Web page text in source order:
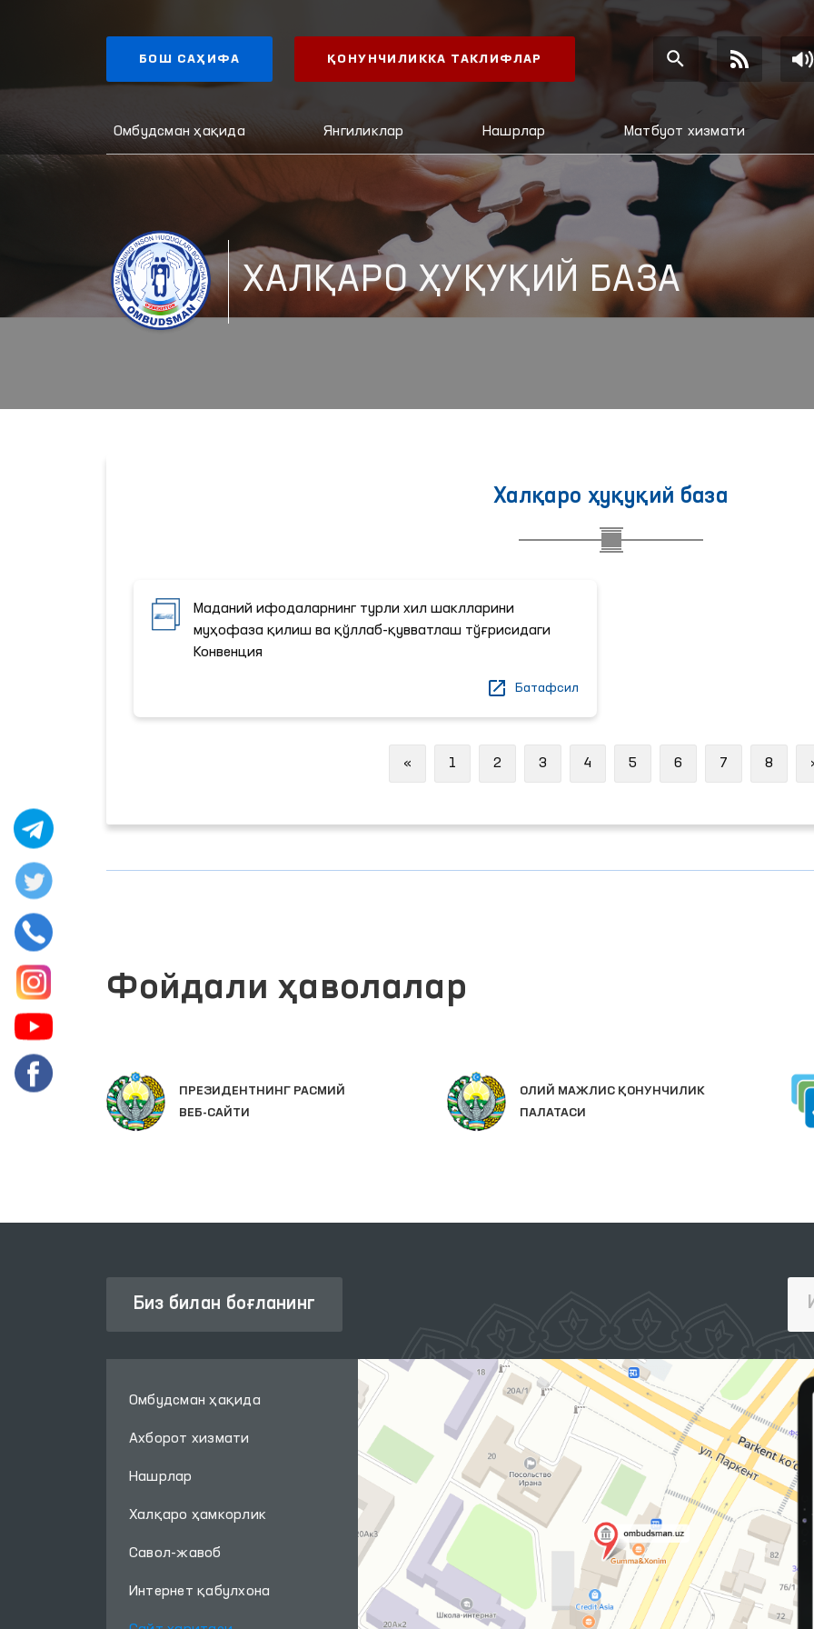
БОШ САҲИФА ҚОНУНЧИЛИККА ТАКЛИФЛАР
Омбудсман ҳақида Янгиликлар Нашрлар Матбуот хизмати
ХАЛҚАРО ҲУҚУҚИЙ БАЗА
Халқаро ҳуқуқий база
Маданий ифодаларнинг турли хил шаклларини
муҳофаза қилиш ва қўллаб-қувватлаш тўғрисидаги
Конвенция
Батафсил
«Previous
1 2 3 4 5 6 7 8
Фойдали ҳаволалар
ПРЕЗИДЕНТНИНГ РАСМИЙ
ВЕБ-САЙТИ
ОЛИЙ МАЖЛИС ҚОНУНЧИЛИК
ПАЛАТАСИ
Биз билан боғланинг
Омбудсман ҳақида
Ахборот хизмати
Нашрлар
Халқаро ҳамкорлик
Савол-жавоб
Интернет қабулхона